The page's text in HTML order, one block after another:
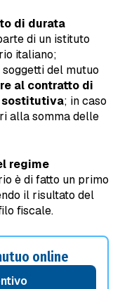
di durata
di un istituto
italiano;
del mutuo
al contratto di
sostitutiva; in caso
alla somma delle
regime
è di fatto un primo
il risultato del
fiscale.
online